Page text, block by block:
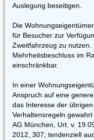
Auslegung beseitigen.
Die
für Besucher zur
Zweitfahrzeug zu
Mehrheitsbeschluss im
einschränkbar.
In einer
Anspruch auf eine
das Interesse der
Verhaltensregeln
AG München, Urt. v.
2012, 307; tendenziell